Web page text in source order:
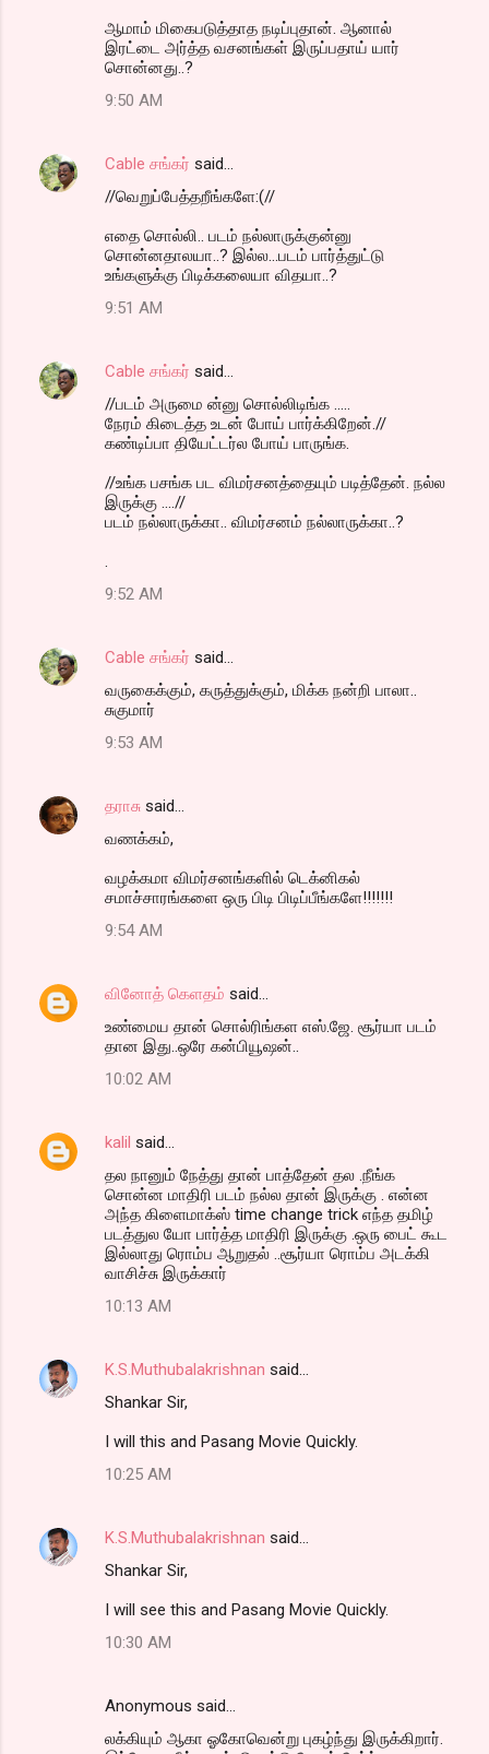
ஆமாம் மிகைபடுத்தாத நடிப்புதான். ஆனால்
இரட்டை அர்த்த வசனங்கள் இருப்பதாய் யார்
சொன்னது..?
9:50 AM
Cable சங்கர் said…
//வெறுப்பேத்தறீங்களே:(//
எதை சொல்லி.. படம் நல்லாருக்குன்னு
சொன்னதாலயா..? இல்ல...படம் பார்த்துட்டு
உங்களுக்கு பிடிக்கலையா விதயா..?
9:51 AM
Cable சங்கர் said…
//படம் அருமை ன்னு சொல்லிடிங்க .....
நேரம் கிடைத்த உடன் போய் பார்க்கிறேன்.//
கண்டிப்பா தியேட்டர்ல போய் பாருங்க.
//உங்க பசங்க பட விமர்சனத்தையும் படித்தேன். நல்ல
இருக்கு ....//
படம் நல்லாருக்கா.. விமர்சனம் நல்லாருக்கா..?
9:52 AM
Cable சங்கர் said…
வருகைக்கும், கருத்துக்கும், மிக்க நன்றி பாலா..
சுகுமார்
9:53 AM
தராசு said…
வணக்கம்,
வழக்கமா விமர்சனங்களில் டெக்னிகல்
சமாச்சாரங்களை ஒரு பிடி பிடிப்பீங்களே!!!!!!!
9:54 AM
வினோத் கெளதம் said…
உண்மைய தான் சொல்ரிங்கள எஸ்.ஜே. சூர்யா படம்
தான இது..ஒரே கன்பியூஷன்..
10:02 AM
kalil said…
தல நானும் நேத்து தான் பாத்தேன் தல .நீங்க
சொன்ன மாதிரி படம் நல்ல தான் இருக்கு . என்ன
அந்த கிளைமாக்ஸ் time change trick எந்த தமிழ்
படத்துல யோ பார்த்த மாதிரி இருக்கு .ஒரு பைட் கூட
இல்லாது ரொம்ப ஆறுதல் ..சூர்யா ரொம்ப அடக்கி
வாசிச்சு இருக்கார்
10:13 AM
K.S.Muthubalakrishnan said…
Shankar Sir,
I will this and Pasang Movie Quickly.
10:25 AM
K.S.Muthubalakrishnan said…
Shankar Sir,
I will see this and Pasang Movie Quickly.
10:30 AM
Anonymous said…
லக்கியும் ஆகா ஓகோவென்று புகழ்ந்து இருக்கிறார்.